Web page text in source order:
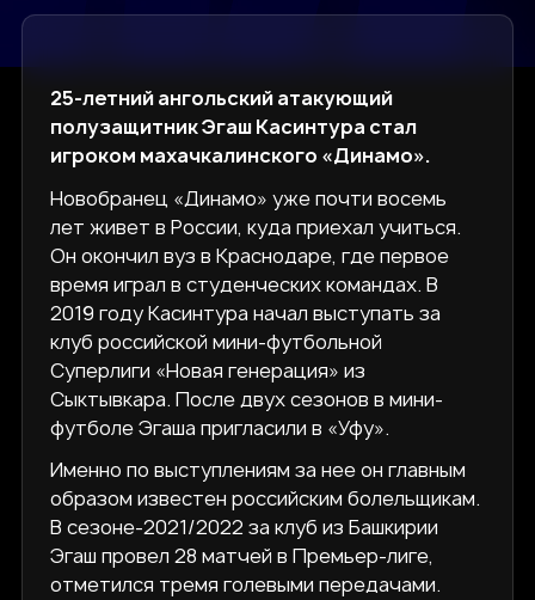
25-летний ангольский атакующий
полузащитник Эгаш Касинтура стал
игроком махачкалинского «Динамо».
Новобранец «Динамо» уже почти восемь
лет живет в России, куда приехал учиться.
Он окончил вуз в Краснодаре, где первое
время играл в студенческих командах. В
2019 году Касинтура начал выступать за
клуб российской мини-футбольной
Суперлиги «Новая генерация» из
Сыктывкара. После двух сезонов в мини-
футболе Эгаша пригласили в «Уфу».
Именно по выступлениям за нее он главным
образом известен российским болельщикам.
В сезоне-2021/2022 за клуб из Башкирии
Эгаш провел 28 матчей в Премьер-лиге,
отметился тремя голевыми передачами.